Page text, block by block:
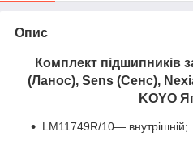
Опис
Комплект підшипників
(Ланос), Sens (Сенс),
KOYO
LM11749R/10— внутрішній;